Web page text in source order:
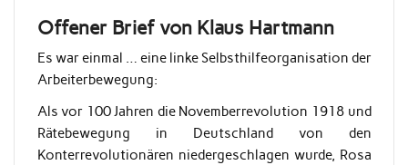
Offener Brief von Klaus Hartmann
Es war einmal … eine linke Selbsthilfeorganisation der
Arbeiterbewegung:
Als vor 100 Jahren die Novemberrevolution 1918 und
Rätebewegung in Deutschland von den
Konterrevolutionären niedergeschlagen wurde, Rosa